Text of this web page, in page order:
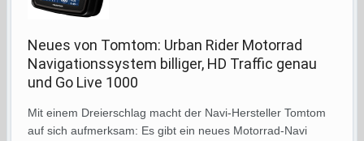
Neues von Tomtom: Urban Rider Motorrad
Navigationssystem billiger, HD Traffic genau
und Go Live 1000
Mit einem Dreierschlag macht der Navi-Hersteller Tomtom
auf sich aufmerksam: Es gibt ein neues Motorrad-Navi